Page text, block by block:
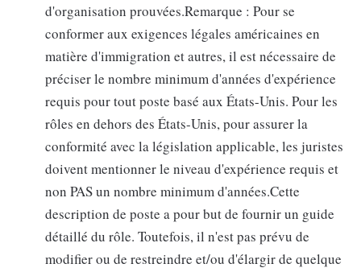
d'organisation prouvées.Remarque : Pour se
conformer aux exigences légales américaines en
matière d'immigration et autres, il est nécessaire de
préciser le nombre minimum d'années d'expérience
requis pour tout poste basé aux États-Unis. Pour les
rôles en dehors des États-Unis, pour assurer la
conformité avec la législation applicable, les juristes
doivent mentionner le niveau d'expérience requis et
non PAS un nombre minimum d'années.Cette
description de poste a pour but de fournir un guide
détaillé du rôle. Toutefois, il n'est pas prévu de
modifier ou de restreindre et/ou d'élargir de quelque